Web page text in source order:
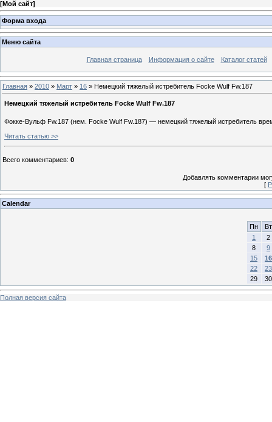
[Мой сайт]
Форма входа
Меню сайта
Главная страница Информация о сайте Каталог статей
Главная » 2010 » Март » 16 » Немецкий тяжелый истребитель Focke Wulf Fw.187
Немецкий тяжелый истребитель Focke Wulf Fw.187
Фокке-Вульф Fw.187 (нем. Focke Wulf Fw.187) — немецкий тяжелый истребитель
Читать статью >>
Всего комментариев: 0
Добавлять комментарии
[
Calendar
Пн
Вт
1
2
8
9
15
16
22
23
29
30
Полная версия сайта